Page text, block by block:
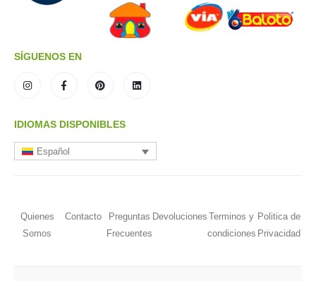
SÍGUENOS EN
IDIOMAS DISPONIBLES
Español
Quienes
Somos
Contacto
Preguntas
Frecuentes
Devoluciones Terminos y
condiciones
Politica de
Privacidad